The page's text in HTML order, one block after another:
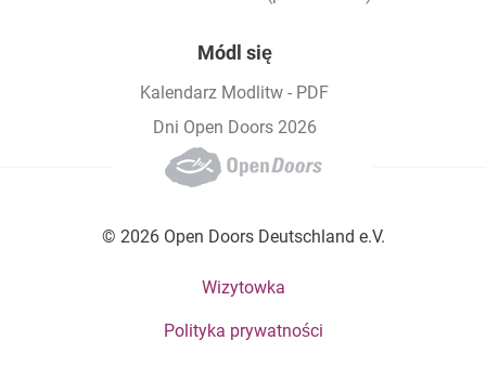
Módl się
Kalendarz Modlitw - PDF
Dni Open Doors 2026
© 2026 Open Doors Deutschland e.V.
Footer bottom menuWizytowka
Polityka prywatności